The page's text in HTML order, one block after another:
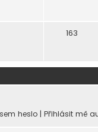
163
heslo | Přihlásit mě